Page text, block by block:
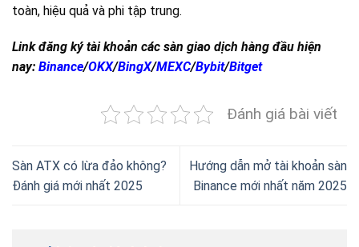
toàn, hiệu quả và phi tập trung.
Link đăng ký tài khoản các sàn giao dịch hàng đầu hiện
nay: Binance/OKX/BingX/MEXC/Bybit/Bitget
Đánh giá bài viết
Sàn ATX có lừa đảo không?
Đánh giá mới nhất 2025
Hướng dẫn mở tài khoản sàn
Binance mới nhất năm 2025